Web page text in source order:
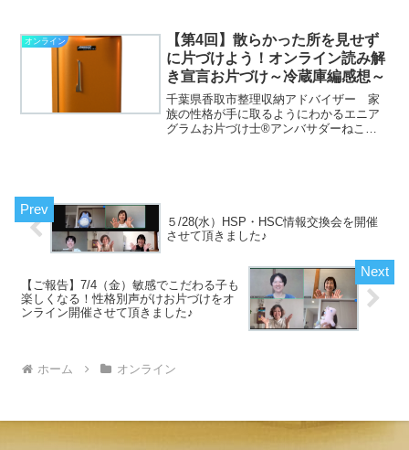
お片づけ童話「ねこの星のおかたづけ」
はこちらこの本には書き込...
オンライン
【第4回】散らかった所を見せず
に片づけよう！オンライン読み解
き宣言お片づけ～冷蔵庫編感想～
千葉県香取市整理収納アドバイザー 家
族の性格が手に取るようにわかるエニア
グラムお片づけ士®アンバサダーねこの
５/28(水）HSP・HSC情報交換会を開催
させて頂きました♪
【ご報告】7/4（金）敏感でこだわる子も
楽しくなる！性格別声がけお片づけをオ
ンライン開催させて頂きました♪
ホーム オンライン